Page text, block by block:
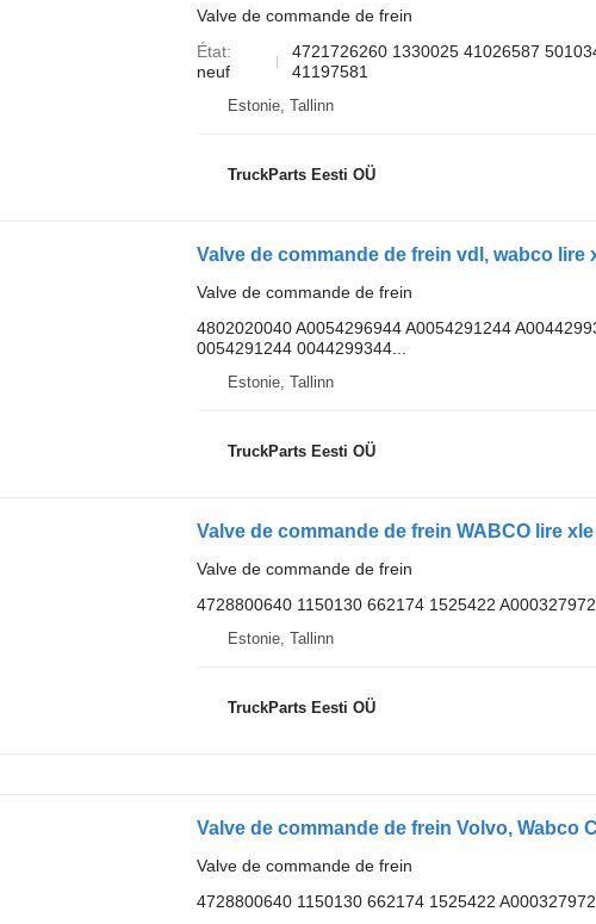
Valve de commande de frein
État
neuf
4721726260 1330025 41026587
41197581
Estonie, Tallinn
TruckParts Eesti OÜ
Valve de commande de frein
4802020040 A0054296944 A0054291244
0054291244 0044299344...
Estonie, Tallinn
TruckParts Eesti OÜ
Valve de commande de frein
4728800640 1150130 662174 1525422
Estonie, Tallinn
TruckParts Eesti OÜ
Valve de commande de frein
4728800640 1150130 662174 1525422